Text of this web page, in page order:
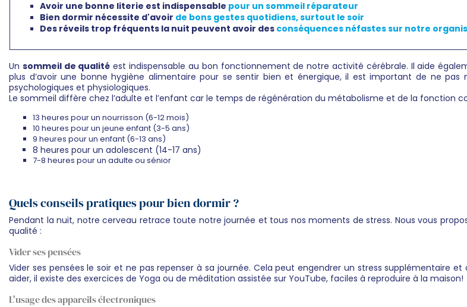
Avoir une bonne literie est indispensable pour un sommeil réparateur
Bien dormir nécessite d'avoir de bons gestes quotidiens, surtout le soir
Des réveils trop fréquents la nuit peuvent avoir des conséquences néfastes sur notre
Un sommeil de qualité est indispensable au bon fonctionnement de notre activité cérébrale. Il aide
plus d’avoir une bonne hygiène alimentaire pour se sentir bien et énergique, il est important de ne
psychologiques et physiologiques.
Le sommeil diffère chez l’adulte et l’enfant car le temps de régénération du métabolisme et de la fonction
13 heures pour un nourrisson (6-12 mois)
10 heures pour un jeune enfant (3-5 ans)
9 heures pour un enfant (6-13 ans)
8 heures pour un adolescent (14-17 ans)
7-8 heures pour un adulte ou sénior
Quels conseils pratiques pour bien dormir ?
Pendant la nuit, notre cerveau retrace toute notre journée et tous nos moments de stress. Nous vous
qualité :
Vider ses pensées
Vider ses pensées le soir et ne pas repenser à sa journée. Cela peut engendrer un stress supplémentaire
aider, il existe des exercices de Yoga ou de méditation assistée sur YouTube, faciles à reproduire à la maison!
L'usage des appareils électroniques